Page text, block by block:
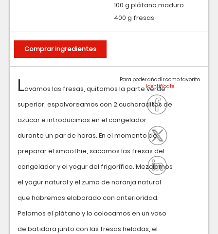
Lavamos las fresas, quitamos la parte verde
superior, espolvoreamos con 2 cucharaditas de
azúcar e introducimos en el congelador
durante un par de horas. En el momento de
preparar el smoothie, sacamos las fresas del
congelador y el yogur del frigorífico. Mezclamos
el yogur natural y el zumo de naranja natural
que habremos elaborado con anterioridad.
Pelamos el plátano y lo colocamos en un vaso
de batidora junto con las fresas heladas, el
Para poder añadir como favorito
100 g plátano maduro
400 g fresas
Comprar ingredientes